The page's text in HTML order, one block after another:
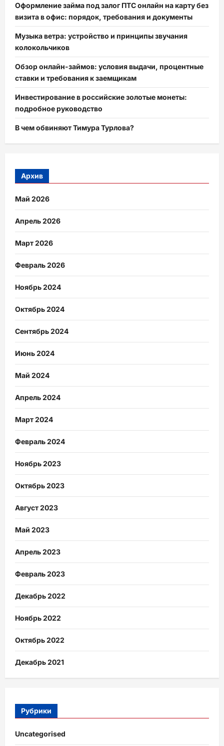
Оформление займа под залог ПТС онлайн на карту без
визита в офис: порядок, требования и документы
Музыка ветра: устройство и принципы звучания
колокольчиков
Обзор онлайн-займов: условия выдачи, процентные
ставки и требования к заемщикам
Инвестирование в российские золотые монеты:
подробное руководство
В чем обвиняют Тимура Турлова?
Архив
Май 2026
Апрель 2026
Март 2026
Февраль 2026
Ноябрь 2024
Октябрь 2024
Сентябрь 2024
Июнь 2024
Май 2024
Апрель 2024
Март 2024
Февраль 2024
Ноябрь 2023
Октябрь 2023
Август 2023
Май 2023
Апрель 2023
Февраль 2023
Декабрь 2022
Ноябрь 2022
Октябрь 2022
Декабрь 2021
Рубрики
Uncategorised